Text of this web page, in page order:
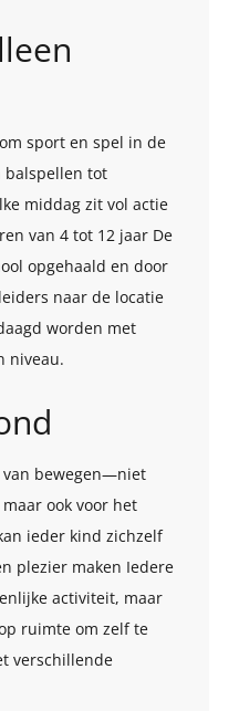
sport en spel in de
balspellen tot
middag zit vol actie
van 4 tot 12 jaar De
opgehaald en door
naar de locatie
worden met
niveau.
van bewegen—niet
ook voor het
ieder kind zichzelf
plezier maken Iedere
activiteit, maar
ruimte om zelf te
verschillende